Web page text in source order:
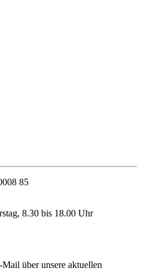
85
8.30 bis 18.00 Uhr
über unsere aktuellen